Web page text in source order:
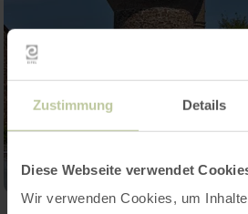
Zustimmung Details
Diese Webseite verwendet
Wir verwenden Cookies, um